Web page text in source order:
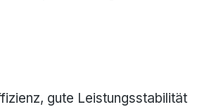
gute Leistungsstabilität